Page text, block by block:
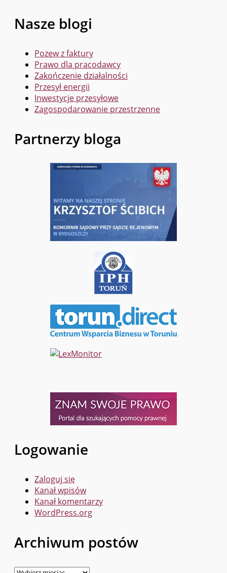
Nasze blogi
Pozew z faktury
Prawo dla pracodawcy
Zakończenie działalności
Przesył energii
Inwestycje przesyłowe
Zagospodarowanie przestrzenne
Partnerzy bloga
Logowanie
Zaloguj się
Kanał wpisów
Kanał komentarzy
WordPress.org
Archiwum postów